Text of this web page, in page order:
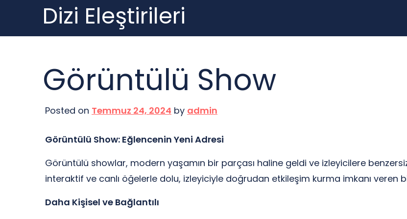
content
Dizi Eleştirileri
Görüntülü Show
Posted on Temmuz 24, 2024 by admin
Görüntülü Show: Eğlencenin Yeni Adresi
Görüntülü showlar, modern yaşamın bir parçası haline geldi ve izleyicilere
interaktif ve canlı öğelerle dolu, izleyiciyle doğrudan etkileşim kurma imkanı veren
Daha Kişisel ve Bağlantılı